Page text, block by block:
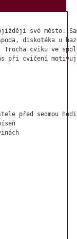
své město.
diskotéka u
Trocha cviku ve
při cvičení
před sedmou